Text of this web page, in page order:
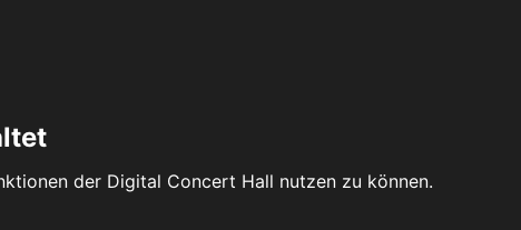
der Digital Concert Hall nutzen zu können.